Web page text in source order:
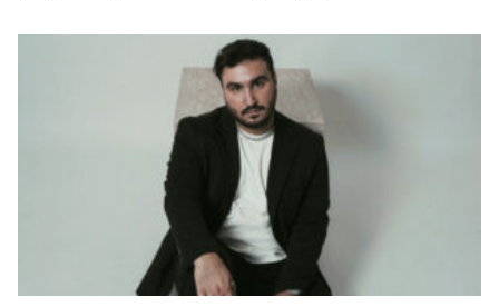
vjen sërish me një përjetim të ri të këngës “Don’t
Break It”, këtë herë në një version akustik që prek
zemrën me thjeshtësinë dhe...